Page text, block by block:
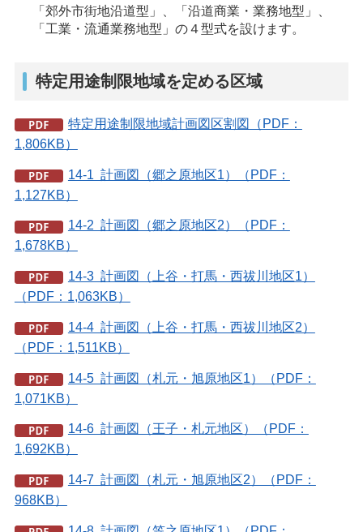
「郊外市街地沿道型」、「沿道商業・業務地型」、
「工業・流通業務地型」の４型式を設けます。
特定用途制限地域を定める区域
特定用途制限地域計画図区割図（PDF：
1,806KB）
14-1 計画図（郷之原地区1）（PDF：
1,127KB）
14-2 計画図（郷之原地区2）（PDF：
1,678KB）
14-3 計画図（上谷・打馬・西祓川地区1）
（PDF：1,063KB）
14-4 計画図（上谷・打馬・西祓川地区2）
（PDF：1,511KB）
14-5 計画図（札元・旭原地区1）（PDF：
1,071KB）
14-6 計画図（王子・札元地区）（PDF：
1,692KB）
14-7 計画図（札元・旭原地区2）（PDF：
968KB）